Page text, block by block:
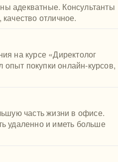
адекватные. Консультанты
отличное.
на курсе «Директолог
покупки онлайн-курсов,
часть жизни в офисе.
удаленно и иметь больше